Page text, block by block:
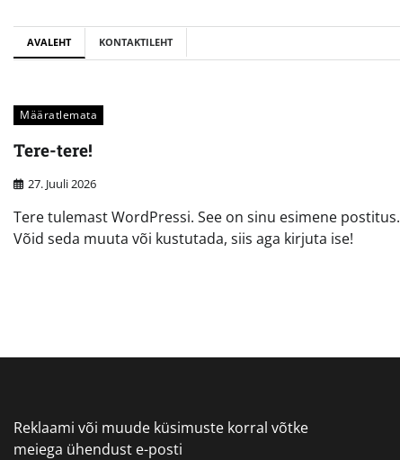
content
AVALEHT KONTAKTILEHT
Määratlemata
Tere-tere!
27. Juuli 2026
Tere tulemast WordPressi. See on sinu esimene postitus.
Võid seda muuta või kustutada, siis aga kirjuta ise!
Reklaami või muude küsimuste korral võtke
meiega ühendust e-posti